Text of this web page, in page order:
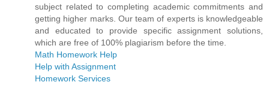
subject related to completing academic commitments and
getting higher marks. Our team of experts is knowledgeable
and educated to provide specific assignment solutions,
which are free of 100% plagiarism before the time.
Math Homework Help
Help with Assignment
Homework Services